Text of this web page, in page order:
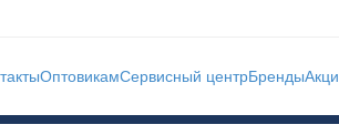
ОптовикамСервисный центрБренды